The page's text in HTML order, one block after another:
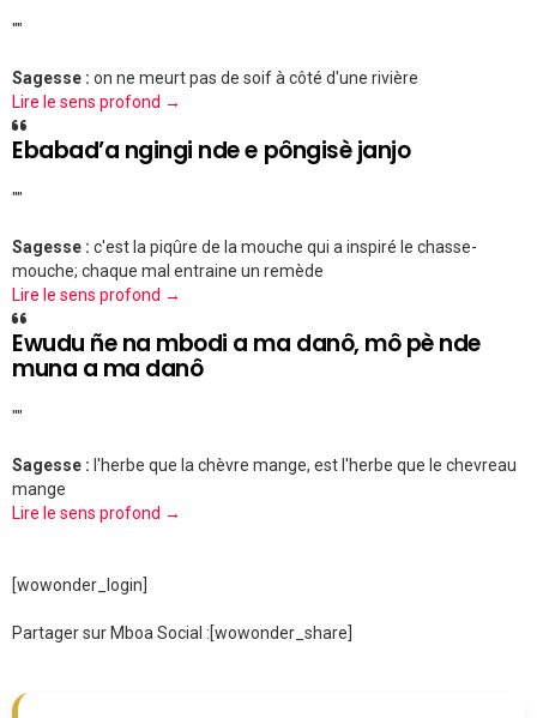
""
Sagesse : on ne meurt pas de soif à côté d'une rivière
Lire le sens profond →
Ebabad’a ngingi nde e pôngisè janjo
""
Sagesse : c'est la piqûre de la mouche qui a inspiré le chasse-
mouche; chaque mal entraine un remède
Lire le sens profond →
Ewudu ñe na mbodi a ma danô, mô pè nde
muna a ma danô
""
Sagesse : l'herbe que la chèvre mange, est l'herbe que le chevreau
mange
Lire le sens profond →
[wowonder_login]
Partager sur Mboa Social :[wowonder_share]